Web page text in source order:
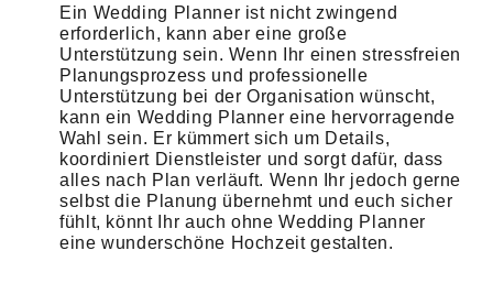
Ein Wedding Planner ist nicht zwingend
erforderlich, kann aber eine große
Unterstützung sein. Wenn Ihr einen stressfreien
Planungsprozess und professionelle
Unterstützung bei der Organisation wünscht,
kann ein Wedding Planner eine hervorragende
Wahl sein. Er kümmert sich um Details,
koordiniert Dienstleister und sorgt dafür, dass
alles nach Plan verläuft. Wenn Ihr jedoch gerne
selbst die Planung übernehmt und euch sicher
fühlt, könnt Ihr auch ohne Wedding Planner
eine wunderschöne Hochzeit gestalten.